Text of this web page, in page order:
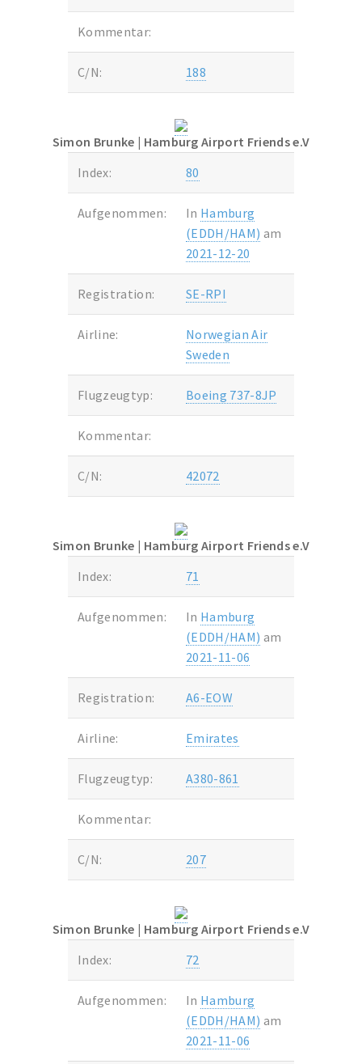
Kommentar:
C/N: 188
Simon Brunke | Hamburg Airport Friends e.V
Index:
80
Aufgenommen: In Hamburg
(EDDH/HAM) am
2021-12-20
Registration: SE-RPI
Airline:
Norwegian Air
Sweden
Flugzeugtyp: Boeing 737-8JP
Kommentar:
C/N: 42072
Simon Brunke | Hamburg Airport Friends e.V
Index:
71
Aufgenommen: In Hamburg
(EDDH/HAM) am
2021-11-06
Registration: A6-EOW
Airline: Emirates
Flugzeugtyp: A380-861
Kommentar:
C/N: 207
Simon Brunke | Hamburg Airport Friends e.V
Index:
72
Aufgenommen: In Hamburg
(EDDH/HAM) am
2021-11-06